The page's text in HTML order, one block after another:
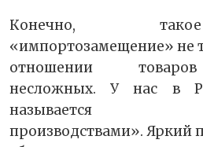
Конечно,
«импортозамещение» не
отношении
несложных. У нас в
называется
производствами». Яркий